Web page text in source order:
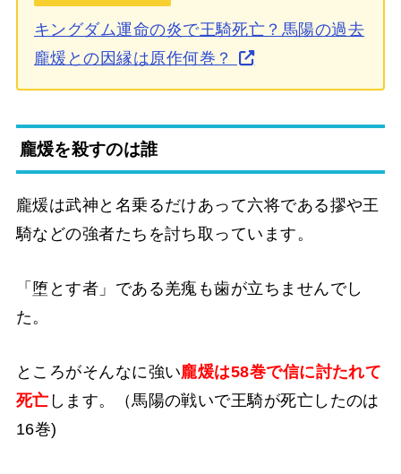
キングダム運命の炎で王騎死亡？馬陽の過去
龐煖との因縁は原作何巻？
龐煖を殺すのは誰
龐煖は武神と名乗るだけあって六将である摎や王
騎などの強者たちを討ち取っています。
「堕とす者」である羌瘣も歯が立ちませんでし
た。
ところがそんなに強い龐煖は58巻で信に討たれて
死亡 します。（馬陽の戦いで王騎が死亡したのは
16巻)